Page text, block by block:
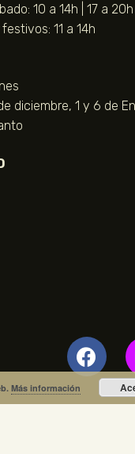
10 a 14h | 17 a 20h
11 a 14h
diciembre, 1 y 6 de
Más información